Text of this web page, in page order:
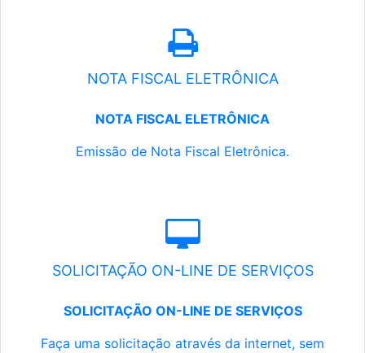
NOTA FISCAL ELETRÔNICA
NOTA FISCAL ELETRÔNICA
Emissão de Nota Fiscal Eletrônica.
SOLICITAÇÃO ON-LINE DE SERVIÇOS
SOLICITAÇÃO ON-LINE DE SERVIÇOS
Faça uma solicitação através da internet, sem